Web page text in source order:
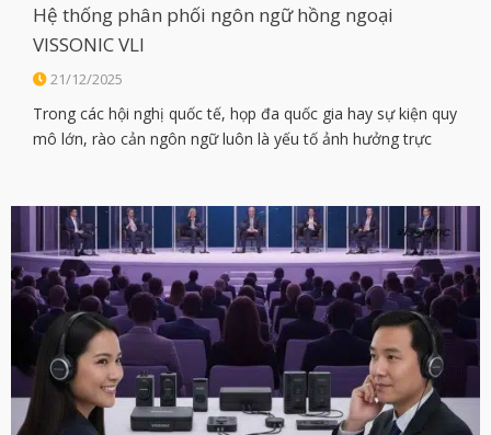
Hệ thống phân phối ngôn ngữ hồng ngoại
VISSONIC VLI
21/12/2025
Trong các hội nghị quốc tế, họp đa quốc gia hay sự kiện quy
mô lớn, rào cản ngôn ngữ luôn là yếu tố ảnh hưởng trực
đời nhằm giải quyết triệt […]